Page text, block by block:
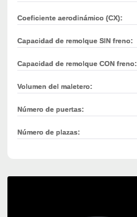
Coeficiente aerodinámico (CX):
Capacidad de remolque SIN freno:
Capacidad de remolque CON freno:
Volumen del maletero:
Número de puertas:
Número de plazas: